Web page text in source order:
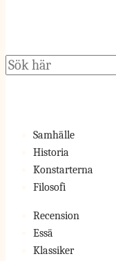
Sök
Samhälle
Historia
Konstarterna
Filosofi
Recension
Essä
Klassiker